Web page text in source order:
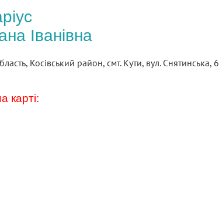
Іванівна
Косівський район, смт. Кути, вул. Снятинська, 6
карті: